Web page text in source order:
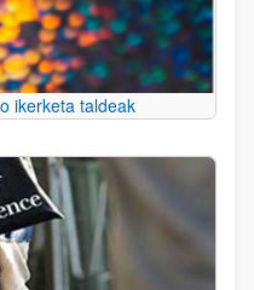
ikerketa taldeak